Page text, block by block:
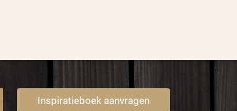
Inspiratieboek aanvragen